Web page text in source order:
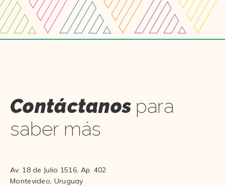
Contáctanos para
saber más
Av. 18 de Julio 1516, Ap. 402
Montevideo, Uruguay